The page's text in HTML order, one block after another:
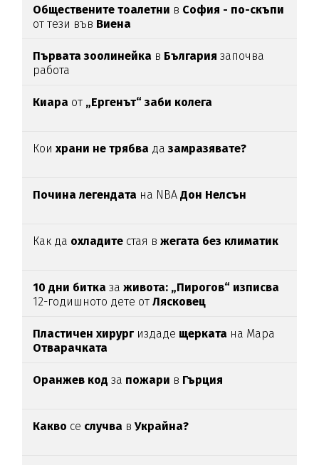
Обществените тоалетни в София - по-скъпи
от тези във Виена
Първата зоолинейка в Българиязапочва
работа
Киара от „Ергенът“ заби колега
Коихрани не трябва дазамразявате?
Почина легендата на NBAДон Нелсън
Как да охладите стая вжегата без климатик
10 дни битка за живота: „Пирогов“ изписва
12-годишното дете отЛясковец
Пластичен хирург издаде щерката на Мара
Отварачката
Оранжев код за пожари в Гърция
Какво се случва вУкрайна?